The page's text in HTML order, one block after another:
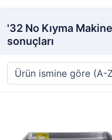
'32 No Kıyma
sonuçları